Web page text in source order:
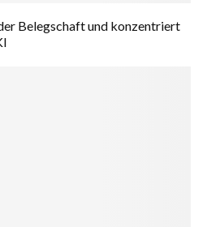
Belegschaft und konzentriert